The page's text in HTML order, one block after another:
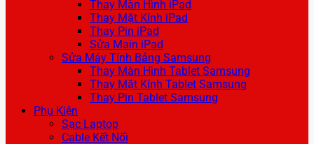
Thay Màn Hình iPad
Thay Mặt Kính iPad
Thay Pin iPad
Sửa Main iPad
Sửa Máy Tính Bảng Samsung
Thay Màn Hình Tablet Samsung
Thay Mặt Kính Tablet Samsung
Thay Pin Tablet Samsung
Phụ Kiện
Sạc Laptop
Cable Kết Nối